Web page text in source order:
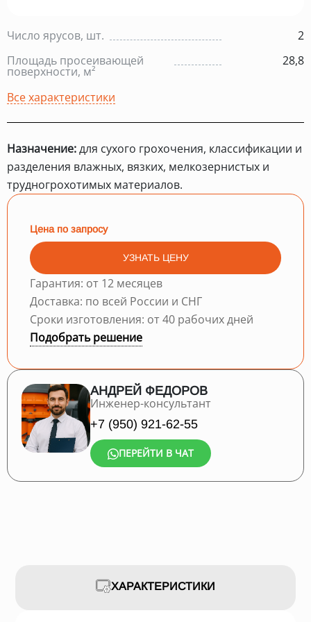
Число ярусов, шт.
2
Площадь просеивающей
поверхности, м²
28,8
Все характеристики
Назначение:для сухого грохочения, классификации и
разделения влажных, вязких, мелкозернистых и
трудногрохотимых материалов.
Цена по запросу
УЗНАТЬ ЦЕНУ
Гарантия: от 12 месяцев
Доставка: по всей России и СНГ
Сроки изготовления: от 40 рабочих дней
Подобрать решение
АНДРЕЙ ФЕДОРОВ
Инженер-консультант
+7 (950) 921-62-55
ПЕРЕЙТИ В ЧАТ
ХАРАКТЕРИСТИКИ